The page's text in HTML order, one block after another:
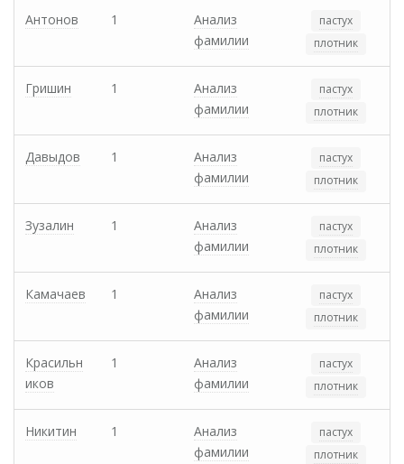
Антонов 1
Анализ
фамилии
пастух
плотник
Гришин 1
Анализ
фамилии
пастух
плотник
Давыдов 1
Анализ
фамилии
пастух
плотник
Зузалин 1
Анализ
фамилии
пастух
плотник
Камачаев 1
Анализ
фамилии
пастух
плотник
Красильн
иков
1
Анализ
фамилии
пастух
плотник
Никитин 1
Анализ
фамилии
пастух
плотник